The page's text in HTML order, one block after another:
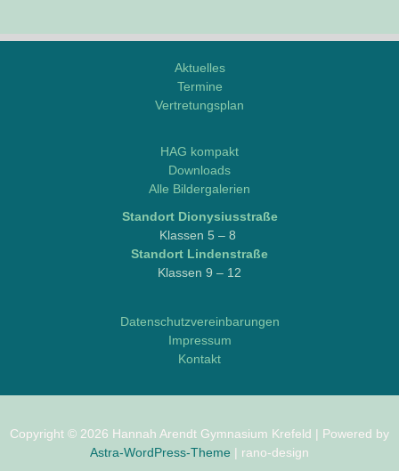
Aktuelles
Termine
Vertretungsplan
e
/
L
o
n
e
HAG kompakt
Downloads
Alle Bildergalerien
Stand­ort Dionysiusstraße
Klas­sen 5 – 8
Stand­ort Lindenstraße
Klas­sen 9 – 12
Datenschutzvereinbarungen
Impressum
Kontakt
Copyright © 2026 Hannah Arendt Gymnasium Krefeld | Powered by
Astra-WordPress-Theme | rano-design